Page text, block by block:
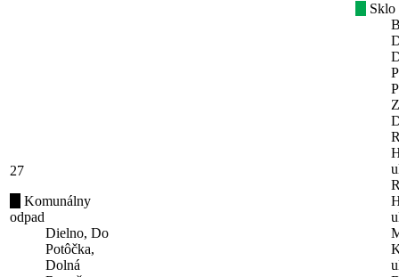
27
Komunálny
odpad
Dielno, Do
Potôčka,
Dolná
Sklo